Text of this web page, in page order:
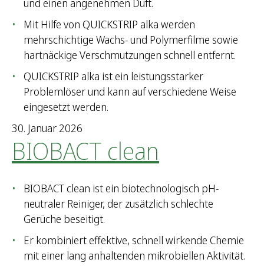
und einen angenehmen Duft.
Mit Hilfe von QUICKSTRIP alka werden
mehrschichtige Wachs- und Polymerfilme sowie
hartnäckige Verschmutzungen schnell entfernt.
QUICKSTRIP alka ist ein leistungsstarker
Problemlöser und kann auf verschiedene Weise
eingesetzt werden.
30. Januar 2026
BIOBACT clean
BIOBACT clean ist ein biotechnologisch pH-
neutraler Reiniger, der zusätzlich schlechte
Gerüche beseitigt.
Er kombiniert effektive, schnell wirkende Chemie
mit einer lang anhaltenden mikrobiellen Aktivität.